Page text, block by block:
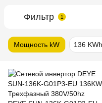
Фильтр 1
Мощность kW 136 KWh